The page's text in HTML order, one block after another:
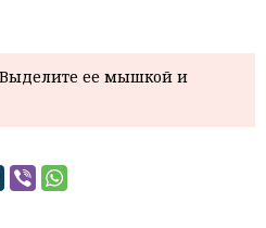
ее мышкой и